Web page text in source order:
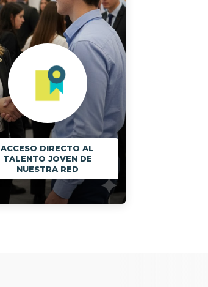
ACCESO DIRECTO AL
TALENTO JOVEN DE
NUESTRA RED